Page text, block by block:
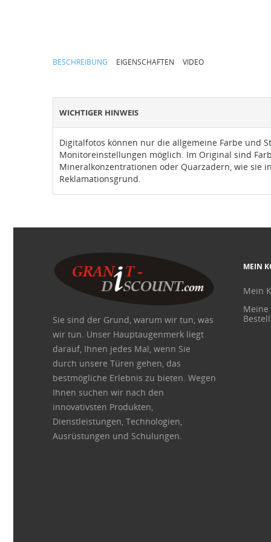
BESCHREIBUNG EIGENSCHAFTEN VIDEO
WICHTIGER HINWEIS
Digitalfotos können nur die allgemeine Farbe und
Monitoreinstellungen möglich. Im Original sind
Mineralkonzentrationen oder Quarzadern, wie sie
Reklamationsgrund.
Sie sind der Grund, warum wir tun, was
wir tun. Unser Hauptaugenmerk liegt
darauf, Ihnen jedes Mal, wenn Sie
durch unsere Türen gehen, das
bestmögliche Erlebnis zu bieten. Wegen
Ihnen suchen wir nach den
innovativsten Produkten,
Dienstleistungen, Technologien,
Ausrüstungen und Schulungen.
MEIN
Mein
Meine